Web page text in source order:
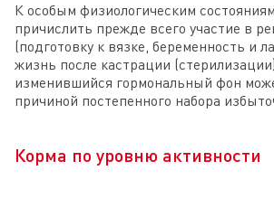
К особым физиологическим
причислить прежде всего участие в
(подготовку к вязке, беременность и
жизнь после кастрации
изменившийся гормональный фон
причиной постепенного набора
Корма по уровню активности